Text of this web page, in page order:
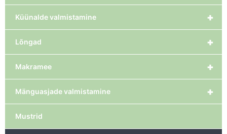
+
Küünalde valmistamine
+
Lõngad
+
Makramee
+
Mänguasjade valmistamine
Mustrid